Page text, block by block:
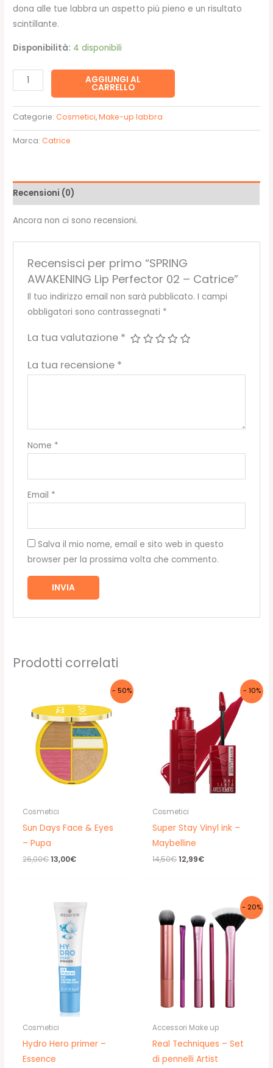
dona alle tue labbra un aspetto più pieno e un risultato
scintillante.
Disponibilità: 4 disponibili
SPRING
AWAKENING
Lip
Perfector
02
quantità
AGGIUNGI AL
CARRELLO
Categorie:Cosmetici,Make-up labbra
Marca:Catrice
Recensioni (0)
Ancora non ci sono recensioni.
Recensisci per primo “SPRING
AWAKENING Lip Perfector 02 – Catrice”
Il tuo indirizzo email non sarà pubblicato. I campi
obbligatori sono contrassegnati *
La tua valutazione *
La tua recensione *
Nome *
Email *
Salva il mio nome, email e sito web in questo
browser per la prossima volta che commento.
Prodotti correlati
- 50%
Cosmetici
Sun Days Face & Eyes
– Pupa
26,00€Il
13,00€Il
- 10%
Cosmetici
Super Stay Vinyl ink –
Maybelline
14,50€Il
12,99€Il
Cosmetici
Hydro Hero primer –
Essence
- 20%
Accessori Make up
Real Techniques – Set
di pennelli Artist